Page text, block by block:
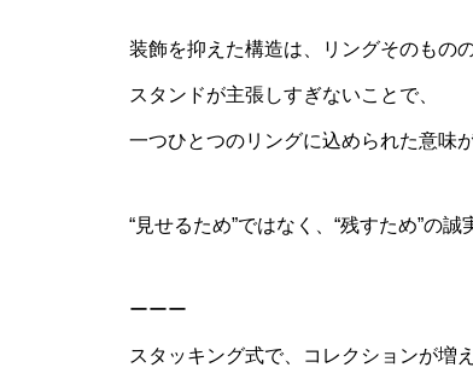
装飾を抑えた構造は、リングそのもの
スタンドが主張しすぎないことで、
一つひとつのリングに込められた意味
“見せるため”ではなく、“残すため”の誠
ーーー
スタッキング式で、コレクションが増